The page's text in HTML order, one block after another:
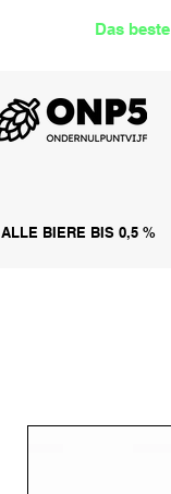
Das beste
ALLE BIERE BIS 0,5 %